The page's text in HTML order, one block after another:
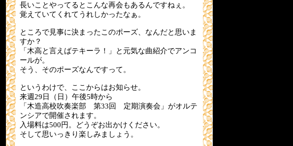
長いことやってるとこんな再会もあるんですねぇ。
覚えていてくれてうれしかったなぁ。
ところで見事に決まったこのポーズ、なんだと思いま
すか？
「木高と言えばテキーラ！」と元気な曲紹介でアンコ
ールが。
そう、そのポーズなんですって。
というわけで、ここからはお知らせ。
来週29日（日）午後5時から
「木造高校吹奏楽部 第33回 定期演奏会」がオルテ
ンシアで開催されます。
入場料は500円。どうぞお出かけください。
そして思いっきり楽しみましょう。